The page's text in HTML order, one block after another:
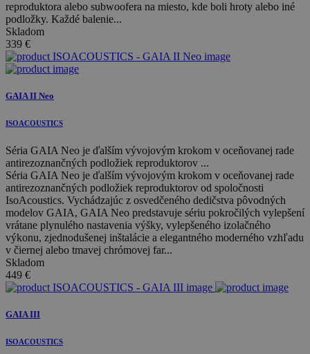
reproduktora alebo subwoofera na miesto, kde boli hroty alebo iné
podložky. Každé balenie...
Skladom
339 €
GAIA II Neo
ISOACOUSTICS
Séria GAIA Neo je ďalším vývojovým krokom v oceňovanej rade
antirezoznančných podložiek reproduktorov ...
Séria GAIA Neo je ďalším vývojovým krokom v oceňovanej rade
antirezoznančných podložiek reproduktorov od spoločnosti
IsoAcoustics. Vychádzajúc z osvedčeného dedičstva pôvodných
modelov GAIA, GAIA Neo predstavuje sériu pokročilých vylepšení
vrátane plynulého nastavenia výšky, vylepšeného izolačného
výkonu, zjednodušenej inštalácie a elegantného moderného vzhľadu
v čiernej alebo tmavej chrómovej far...
Skladom
449 €
GAIA III
ISOACOUSTICS